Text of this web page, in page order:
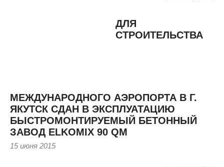
ДЛЯ
СТРОИТЕЛЬСТВА
МЕЖДУНАРОДНОГО АЭРОПОРТА В Г.
ЯКУТСК СДАН В ЭКСПЛУАТАЦИЮ
БЫСТРОМОНТИРУЕМЫЙ БЕТОННЫЙ
ЗАВОД ELKOMIX 90 QM
15 июня 2015